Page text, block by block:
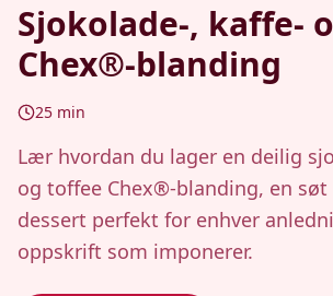
Sjokolade-, kaffe-
Chex®-blanding
25 min
Lær hvordan du lager en deilig
og toffee Chex®-blanding, en søt
dessert perfekt for enhver
oppskrift som imponerer.